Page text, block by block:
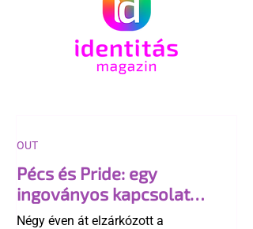
Pécs és Pride: egy
ingoványos kapcsolat
története
Négy éven át elzárkózott a
OUT